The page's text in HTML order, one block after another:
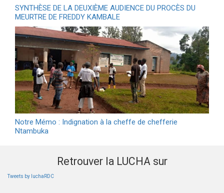
SYNTHÈSE DE LA DEUXIÈME AUDIENCE DU PROCÈS DU
MEURTRE DE FREDDY KAMBALE
Notre Mémo : Indignation à la cheffe de chefferie
Ntambuka
Retrouver la LUCHA sur
Tweets by luchaRDC